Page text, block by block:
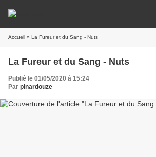
Accueil » La Fureur et du Sang - Nuts
La Fureur et du Sang - Nuts
Publié le 01/05/2020 à 15:24
Par pinardouze